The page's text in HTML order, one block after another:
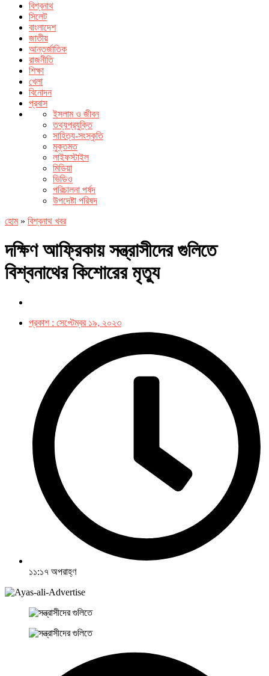
বিশ্বনাথ
সিলেট
বাংলাদেশ
জাতীয়
আন্তর্জাতিক
রাজনীতি
শিক্ষা
খেলা
বিনোদন
প্রবাস
ইসলাম ও জীবন
তথ্যপ্রযুক্তি
সাহিত্য-সংস্কৃতি
মুক্তমত
লাইফস্টাইল
মিডিয়া
ভিডিও
পরিচালনা পর্ষদ
উপদেষ্টা পরিষদ
হোম» বিশ্বনাথ খবর
দক্ষিণ আফ্রিকায় সন্ত্রাসীদের গুলিতে
বিশ্বনাথের কিশোরের মৃত্যু
প্রকাশ : সেপ্টেম্বর ১৯, ২০২৩
১১:১৭ অপরাহ্ণ